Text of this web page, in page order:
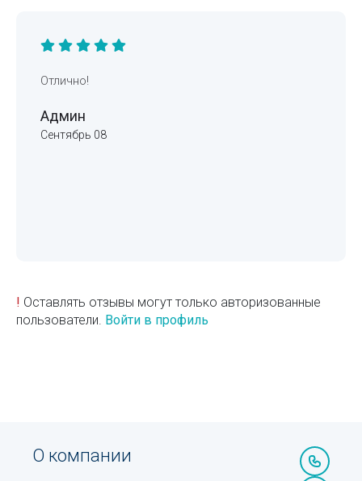
Отлично!
Админ
Сентябрь 08
! Оставлять отзывы могут только авторизованные
пользователи. Войти в профиль
О компании